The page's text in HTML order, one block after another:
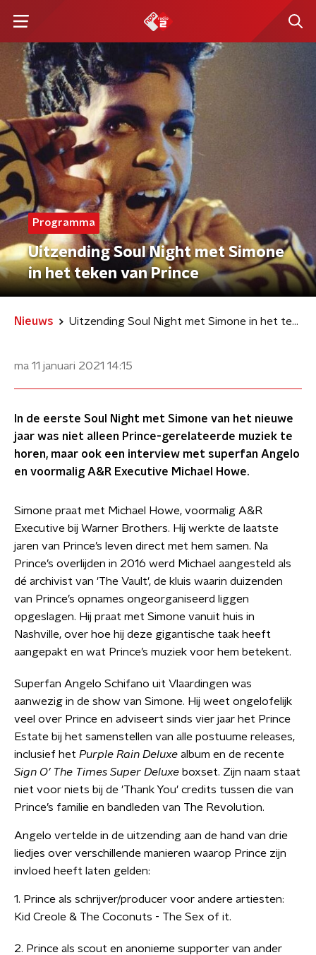
Programma
Uitzending Soul Night met Simone
in het teken van Prince
Nieuws Uitzending Soul Night met Simone in het teken van Prince
ma 11 januari 2021 14:15
In de eerste Soul Night met Simone van het nieuwe
jaar was niet alleen Prince-gerelateerde muziek te
horen, maar ook een interview met superfan Angelo
en voormalig A&R Executive Michael Howe.
Simone praat met Michael Howe, voormalig A&R
Executive bij Warner Brothers. Hij werkte de laatste
jaren van Prince’s leven direct met hem samen. Na
Prince’s overlijden in 2016 werd Michael aangesteld als
dé archivist van 'The Vault', de kluis waarin duizenden
van Prince’s opnames ongeorganiseerd liggen
opgeslagen. Hij praat met Simone vanuit huis in
Nashville, over hoe hij deze gigantische taak heeft
aangepakt en wat Prince’s muziek voor hem betekent.
Superfan Angelo Schifano uit Vlaardingen was
aanwezig in de show van Simone. Hij weet ongelofelijk
veel over Prince en adviseert sinds vier jaar het Prince
Estate bij het samenstellen van alle postuume releases,
inclusief het Purple Rain Deluxe album en de recente
Sign O’ The Times Super Deluxe boxset. Zijn naam staat
niet voor niets bij de 'Thank You' credits tussen die van
Prince’s familie en bandleden van The Revolution.
Angelo vertelde in de uitzending aan de hand van drie
liedjes over verschillende manieren waarop Prince zijn
invloed heeft laten gelden:
1. Prince als schrijver/producer voor andere artiesten:
Kid Creole & The Coconuts - The Sex of it.
2. Prince als scout en anonieme supporter van ander